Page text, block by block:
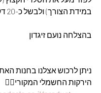
במידת הצורך) ולבשל כ-20 דקות
בהצלחה נועם זיגדון
ניתן לרכוש אצלנו בחנות
הירקות החשמלי המקורי👇🏽